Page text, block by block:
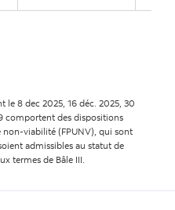
le 8 dec 2025, 16 déc. 2025, 30
comportent des dispositions
non-viabilité (FPUNV), qui sont
admissibles au statut de
termes de Bâle III.